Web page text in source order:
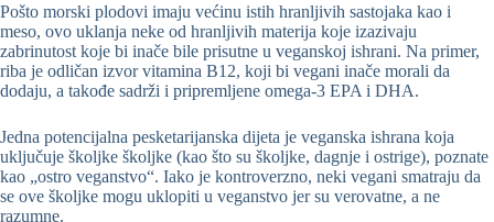
Pošto morski plodovi imaju većinu istih hranljivih sastojaka kao i
meso, ovo uklanja neke od hranljivih materija koje izazivaju
zabrinutost koje bi inače bile prisutne u veganskoj ishrani. Na primer,
riba je odličan izvor vitamina B12, koji bi vegani inače morali da
dodaju, a takođe sadrži i pripremljene omega-3 EPA i DHA.
Jedna potencijalna pesketarijanska dijeta je veganska ishrana koja
uključuje školjke školjke (kao što su školjke, dagnje i ostrige), poznate
kao „ostro veganstvo“. Iako je kontroverzno, neki vegani smatraju da
se ove školjke mogu uklopiti u veganstvo jer su verovatne, a ne
razumne.